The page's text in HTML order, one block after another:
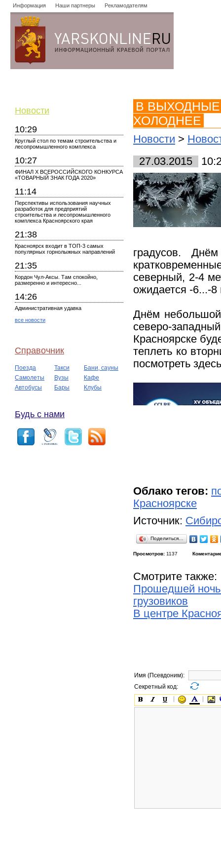
Информация Наши партнеры Рекламодателям
Новости
10:29
Круглый стол по темам строительства и
лесопромышленного комплекса
10:27
ФИНАЛ X ВСЕРОССИЙСКОГО КОНКУРСА
«ТОВАРНЫЙ ЗНАК ГОДА 2020»
11:14
Перспективы использования научных
разработок для предприятий
строительства и лесопромышленного
комплекса Красноярского края
21:38
Красноярск входит в ТОП-3 самых
популярных горнолыжных направлений
21:35
Кордон Чул-Аксы. Там спокойно,
размеренно и интересно...
14:26
Административная удавка
все новости
Справочник
Поезда Такси
Бани, сауны
Самолеты
Вузы
Кафе
Автобусы
Бары Клубы
Будь с нами
В ВЫХОДНЫЕ
ХОЛОДНЕЕ
Новости >
27.03.2015
градусов.
северный, 2-4
ожидается -6...-8
Днём небольшой
северо-
Красноярске
теплеть ко
посмотреть
Облако тегов:
Красноярске
Источник:
Поделиться…
Просмотров: 1137
Смотрите также:
Прошедшей
грузовиков
В центре
Имя (Псевдоним):
Секретный код: